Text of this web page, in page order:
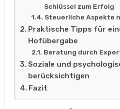
Schlüssel zum Erfolg
Steuerliche Aspekte
Praktische Tipps für
Hofübergabe
Beratung durch
Soziale und
berücksichtigen
Fazit